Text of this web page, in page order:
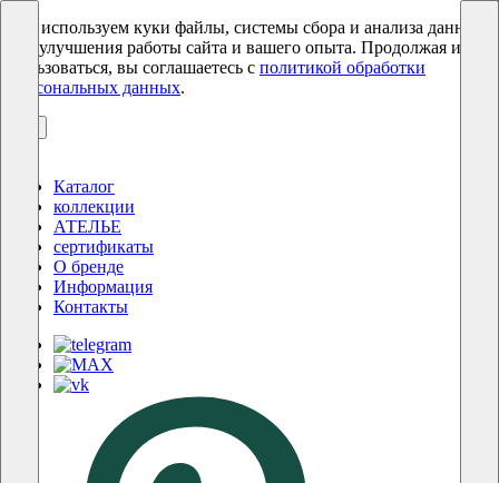
Мы используем куки файлы, системы сбора и анализа данных
для улучшения работы сайта и вашего опыта. Продолжая им
пользоваться, вы соглашаетесь с политикой обработки
персональных данных.
Каталог
коллекции
АТЕЛЬЕ
сертификаты
О бренде
Информация
Контакты